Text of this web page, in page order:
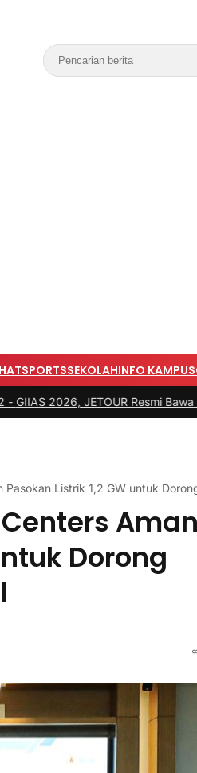
SPORTSSEKOLAHINFO KAMPUS
JETOUR Resmi Bawa Era
Listrik 1,2 GW untuk
Centers
Dorong